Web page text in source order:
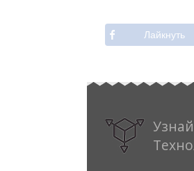
Лайкнуть